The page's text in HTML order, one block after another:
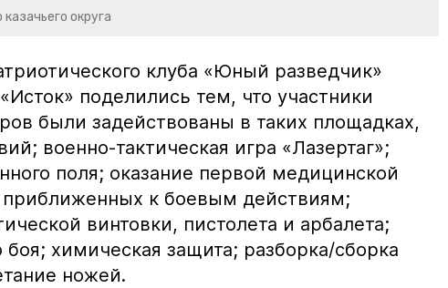
округа
клуба «Юный разведчик»
поделились тем, что участники
были задействованы в таких площадках,
военно-тактическая игра «Лазертаг»;
поля; оказание первой медицинской
к боевым действиям;
винтовки, пистолета и арбалета;
химическая защита; разборка/сборка
ножей.